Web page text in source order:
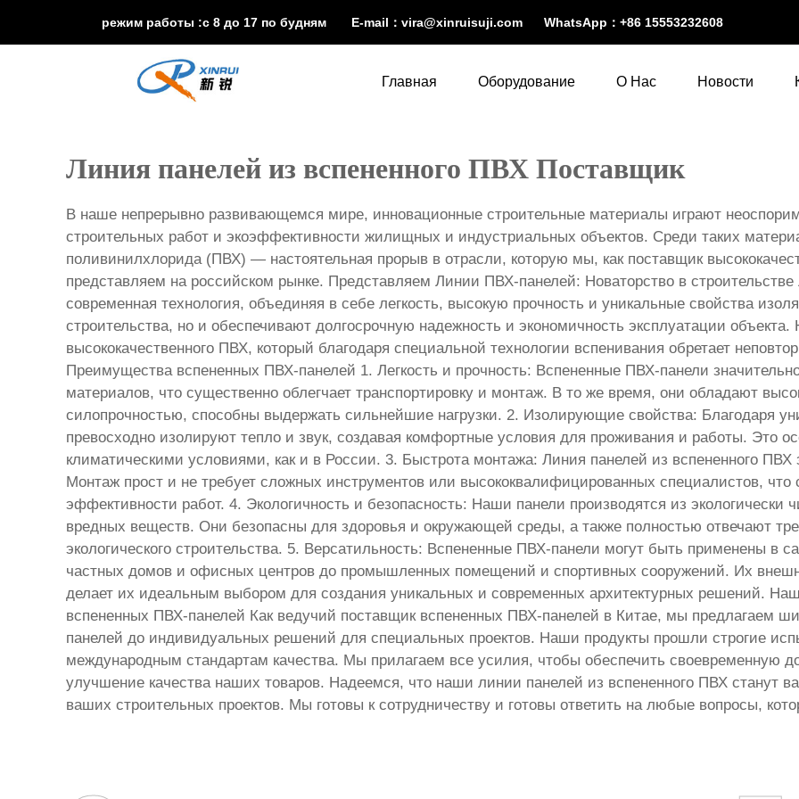
режим работы :с 8 до 17 по будням E-mail： vira@xinruisuji.com WhatsApp： +86 15553232608
Главная Оборудование О Нас Новости
Линия панелей из вспененного ПВХ Поставщик
В наше непрерывно развивающемся мире, инновационные строительные материалы играют
строительных работ и экоэффективности жилищных и индустриальных объектов. Среди таких
поливинилхлорида (ПВХ) — настоятельная прорыв в отрасли, которую мы, как поставщик
представляем на российском рынке. Представляем Линии ПВХ-панелей: Новаторство в
современная технология, объединяя в себе легкость, высокую прочность и уникальные свойства
строительства, но и обеспечивают долгосрочную надежность и экономичность эксплуатации
высококачественного ПВХ, который благодаря специальной технологии вспенивания обретает
Преимущества вспененных ПВХ-панелей 1. Легкость и прочность: Вспененные ПВХ-панели
материалов, что существенно облегчает транспортировку и монтаж. В то же время, они обладают
силопрочностью, способны выдержать сильнейшие нагрузки. 2. Изолирующие свойства: Благодаря
превосходно изолируют тепло и звук, создавая комфортные условия для проживания и работы. Это
климатическими условиями, как и в России. 3. Быстрота монтажа: Линия панелей из вспененного ПВХ
Монтаж прост и не требует сложных инструментов или высококвалифицированных специалистов,
эффективности работ. 4. Экологичность и безопасность: Наши панели производятся из экологически
вредных веществ. Они безопасны для здоровья и окружающей среды, а также полностью отвечают
экологического строительства. 5. Версатильность: Вспененные ПВХ-панели могут быть применены в
частных домов и офисных центров до промышленных помещений и спортивных сооружений. Их
делает их идеальным выбором для создания уникальных и современных архитектурных решений.
вспененных ПВХ-панелей Как ведучий поставщик вспененных ПВХ-панелей в Китае, мы предлагаем
панелей до индивидуальных решений для специальных проектов. Наши продукты прошли строгие
международным стандартам качества. Мы прилагаем все усилия, чтобы обеспечить своевременную
улучшение качества наших товаров. Надеемся, что наши линии панелей из вспененного ПВХ станут
ваших строительных проектов. Мы готовы к сотрудничеству и готовы ответить на любые вопросы,